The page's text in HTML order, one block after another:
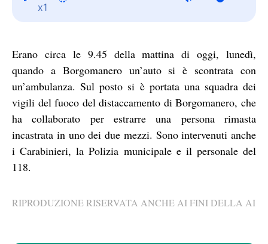
x1
Erano circa le 9.45 della mattina di oggi, lunedì,
quando a Borgomanero un’auto si è scontrata con
un’ambulanza. Sul posto si è portata una squadra dei
vigili del fuoco del distaccamento di Borgomanero, che
ha collaborato per estrarre una persona rimasta
incastrata in uno dei due mezzi. Sono intervenuti anche
i Carabinieri, la Polizia municipale e il personale del
118.
RIPRODUZIONE RISERVATA ANCHE AI FINI DELLA AI